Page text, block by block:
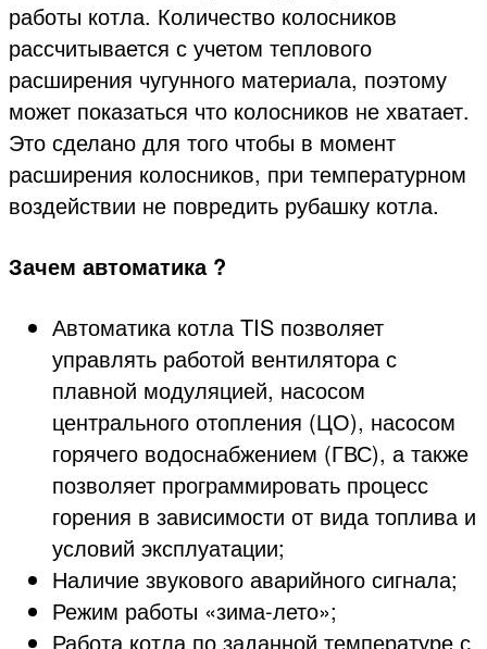
работы котла. Количество колосников
рассчитывается с учетом теплового
расширения чугунного материала, поэтому
может показаться что колосников не хватает.
Это сделано для того чтобы в момент
расширения колосников, при температурном
воздействии не повредить рубашку котла.
Зачем автоматика ?
Автоматика котла TIS позволяет
управлять работой вентилятора с
плавной модуляцией, насосом
центрального отопления (ЦО), насосом
горячего водоснабжением (ГВС), а также
позволяет программировать процесс
горения в зависимости от вида топлива и
условий эксплуатации;
Наличие звукового аварийного сигнала;
Режим работы «зима-лето»;
Работа котла по заданной температуре с